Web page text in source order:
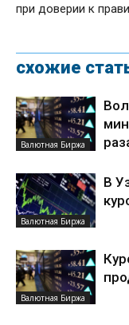
при доверии к
схожие
Валютная Биржа
Валютная Биржа
В
Валютная Биржа